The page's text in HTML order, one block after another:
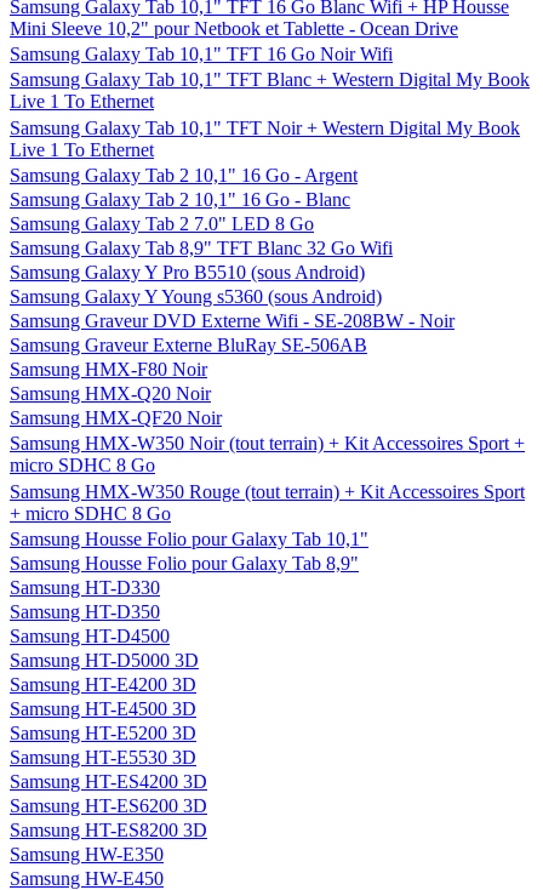
Samsung Galaxy Tab 10,1" TFT 16 Go Blanc Wifi + HP Housse
Mini Sleeve 10,2" pour Netbook et Tablette - Ocean Drive
Samsung Galaxy Tab 10,1" TFT 16 Go Noir Wifi
Samsung Galaxy Tab 10,1" TFT Blanc + Western Digital My Book
Live 1 To Ethernet
Samsung Galaxy Tab 10,1" TFT Noir + Western Digital My Book
Live 1 To Ethernet
Samsung Galaxy Tab 2 10,1" 16 Go - Argent
Samsung Galaxy Tab 2 10,1" 16 Go - Blanc
Samsung Galaxy Tab 2 7.0" LED 8 Go
Samsung Galaxy Tab 8,9" TFT Blanc 32 Go Wifi
Samsung Galaxy Y Pro B5510 (sous Android)
Samsung Galaxy Y Young s5360 (sous Android)
Samsung Graveur DVD Externe Wifi - SE-208BW - Noir
Samsung Graveur Externe BluRay SE-506AB
Samsung HMX-F80 Noir
Samsung HMX-Q20 Noir
Samsung HMX-QF20 Noir
Samsung HMX-W350 Noir (tout terrain) + Kit Accessoires Sport +
micro SDHC 8 Go
Samsung HMX-W350 Rouge (tout terrain) + Kit Accessoires Sport
+ micro SDHC 8 Go
Samsung Housse Folio pour Galaxy Tab 10,1"
Samsung Housse Folio pour Galaxy Tab 8,9"
Samsung HT-D330
Samsung HT-D350
Samsung HT-D4500
Samsung HT-D5000 3D
Samsung HT-E4200 3D
Samsung HT-E4500 3D
Samsung HT-E5200 3D
Samsung HT-E5530 3D
Samsung HT-ES4200 3D
Samsung HT-ES6200 3D
Samsung HT-ES8200 3D
Samsung HW-E350
Samsung HW-E450